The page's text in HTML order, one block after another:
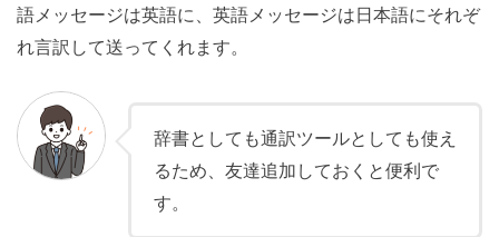
語メッセージは英語に、英語メッセージは日本語にそれぞ
れ言訳して送ってくれます。
辞書としても通訳ツールとしても使え
るため、友達追加しておくと便利で
す。